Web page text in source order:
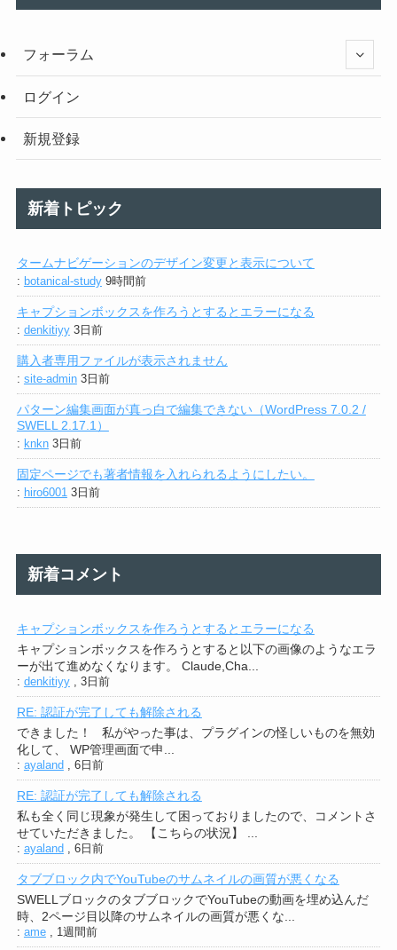
フォーラム
ログイン
新規登録
新着トピック
タームナビゲーションのデザイン変更と表示について
: botanical-study 9時間前
キャプションボックスを作ろうとするとエラーになる
: denkitiyy 3日前
購入者専用ファイルが表示されません
: site-admin 3日前
パターン編集画面が真っ白で編集できない（WordPress 7.0.2 /
SWELL 2.17.1）
: knkn 3日前
固定ページでも著者情報を入れられるようにしたい。
: hiro6001 3日前
新着コメント
キャプションボックスを作ろうとするとエラーになる
キャプションボックスを作ろうとすると以下の画像のようなエラ
ーが出て進めなくなります。 Claude,Cha...
: denkitiyy, 3日前
RE: 認証が完了しても解除される
できました！ 私がやった事は、プラグインの怪しいものを無効
化して、 WP管理画面で申...
: ayaland, 6日前
RE: 認証が完了しても解除される
私も全く同じ現象が発生して困っておりましたので、コメントさ
せていただきました。 【こちらの状況】 ...
: ayaland, 6日前
タブブロック内でYouTubeのサムネイルの画質が悪くなる
SWELLブロックのタブブロックでYouTubeの動画を埋め込んだ
時、2ページ目以降のサムネイルの画質が悪くな...
: ame, 1週間前